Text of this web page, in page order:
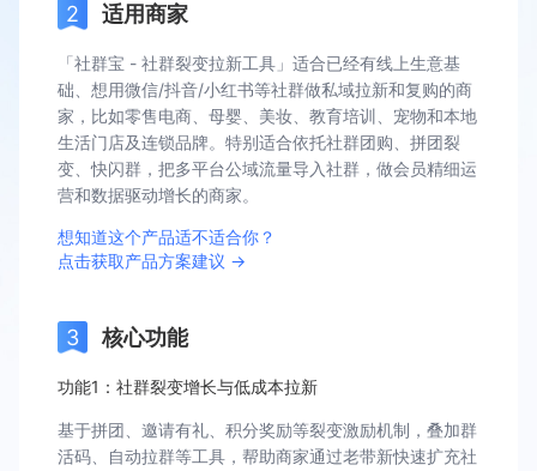
适用商家
「社群宝 - 社群裂变拉新工具」适合已经有线上生意基
础、想用微信/抖音/小红书等社群做私域拉新和复购的商
家，比如零售电商、母婴、美妆、教育培训、宠物和本地
生活门店及连锁品牌。特别适合依托社群团购、拼团裂
变、快闪群，把多平台公域流量导入社群，做会员精细运
营和数据驱动增长的商家。
想知道这个产品适不适合你？
点击获取产品方案建议 →
核心功能
功能1：社群裂变增长与低成本拉新
基于拼团、邀请有礼、积分奖励等裂变激励机制，叠加群
活码、自动拉群等工具，帮助商家通过老带新快速扩充社